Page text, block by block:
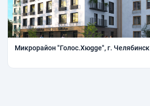
Микрорайон "Голос.Хюggе", г. Челябинск